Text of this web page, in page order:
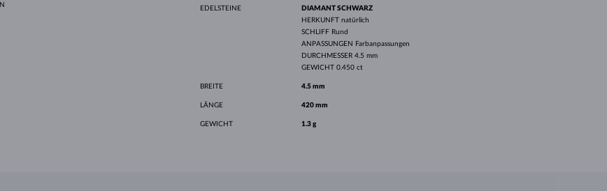
EDELSTEINE
DIAMANT SCHWARZ
HERKUNFT natürlich
SCHLIFF Rund
ANPASSUNGEN
Farbanpassungen
DURCHMESSER 4.5 mm
GEWICHT 0.450 ct
BREITE 4.5 mm
LÄNGE 420 mm
GEWICHT 1.3 g